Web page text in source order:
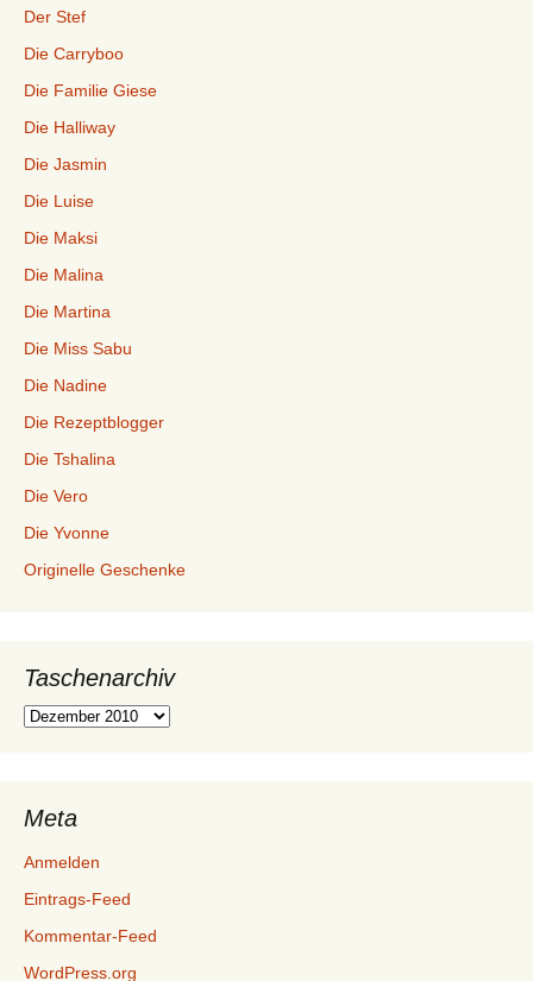
Der Stef
Die Carryboo
Die Familie Giese
Die Halliway
Die Jasmin
Die Luise
Die Maksi
Die Malina
Die Martina
Die Miss Sabu
Die Nadine
Die Rezeptblogger
Die Tshalina
Die Vero
Die Yvonne
Originelle Geschenke
Taschenarchiv
Taschenarchiv
Meta
Anmelden
Eintrags-Feed
Kommentar-Feed
WordPress.org